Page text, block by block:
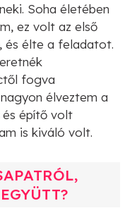
Soha életében
ez volt az első
és élte a feladatot.
fogva
élveztem a
építő volt
is kiváló volt.